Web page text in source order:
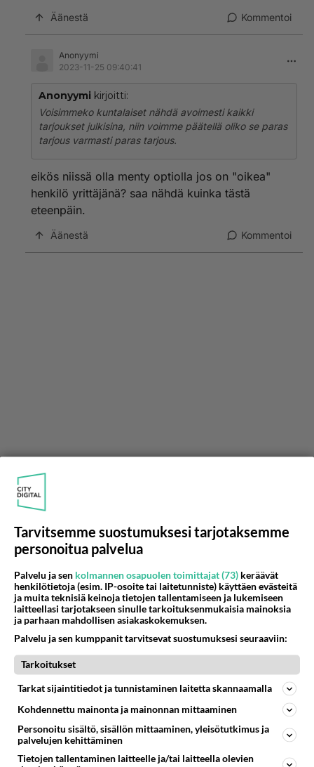
Äänestä Kommentoi
Anonyymi
2023-11-25 09:40:41
Anonyymi kirjoitti:
Voisimmeko kuntalaiset nähdä avoimesti kaikki
tarjoukset julkisina, niin voimme päätellä oliko se paras
tarjous varmasti paras tarjous.
eikös niissä olla menty optiolla jos on "oikea"
henkilö yrittäjänä? saa nähdä kuinka tästä
eteenpäin.
Äänestä Kommentoi
Anonyymi kirjoitti:
tarjoukset julkisina, niin voimme päätellä oliko se paras
tarjous varmasti paras tarjous.
kunnan verkkosivuilla luettavissa. Ja jos edelleen
haluat ne, saat ne pyytämällä. Idiootti.
Äänestä Kommentoi
Anonyymi
2023-11-25 09:51:23
Tarvitsemme suostumuksesi tarjotaksemme
personoitua palvelua
Palvelu ja sen kolmannen osapuolen toimittajat (73) keräävät
henkilötietoja (esim. IP-osoite tai laitetunniste) käyttäen evästeitä
ja muita teknisiä keinoja tietojen tallentamiseen ja lukemiseen
laitteellasi tarjotakseen sinulle tarkoituksenmukaisia mainoksia
ja parhaan mahdollisen asiakaskokemuksen.
Palvelu ja sen kumppanit tarvitsevat suostumuksesi seuraaviin:
Tarkoitukset
Tarkat sijaintitiedot ja tunnistaminen laitetta skannaamalla
Kohdennettu mainonta ja mainonnan mittaaminen
Personoitu sisältö, sisällön mittaaminen, yleisötutkimus ja
palvelujen kehittäminen
Tietojen tallentaminen laitteelle ja/tai laitteella olevien